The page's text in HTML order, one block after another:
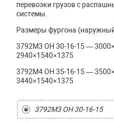
перевозки грузов с
системы.
Размеры фургона
3792М3 ОН 30-16-15 —
2940×1540×1375
3792М4 ОН 35-16-15 —
3440×1540×1375
3792М3 ОН 30-16-15